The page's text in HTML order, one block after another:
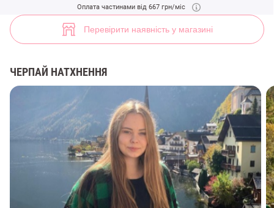
Оплата частинами від 667 грн/міс
Перевірити наявність у магазині
ЧЕРПАЙ НАТХНЕННЯ
Зелений каржиган у клітку (арт. 39866) ♡ інтернет-магазин Gepur